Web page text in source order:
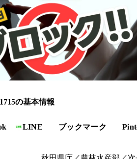
の基本情報
LINE ブックマーク